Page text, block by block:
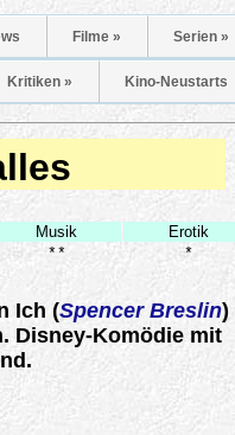
Filme » Serien »
Kritiken » Kino-Neustarts
Musik Erotik
** *
Ich (Spencer Breslin)
Disney-Komödie mit